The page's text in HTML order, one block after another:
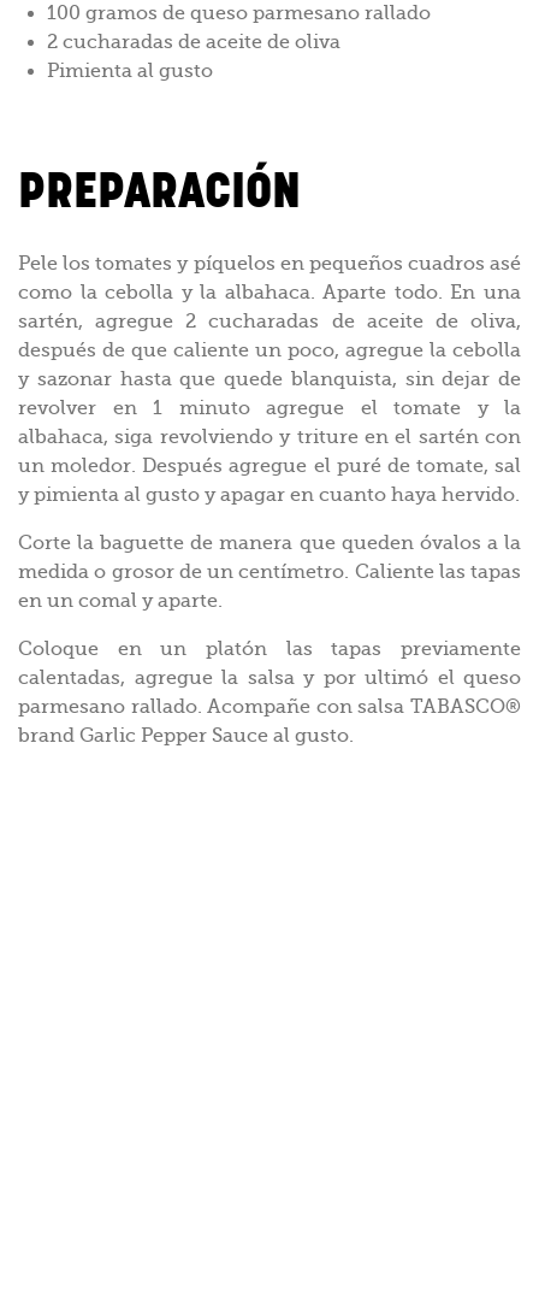
100 gramos de queso parmesano rallado
2 cucharadas de aceite de oliva
Pimienta al gusto
PREPARACIÓN
Pele los tomates y píquelos en pequeños cuadros asé
como la cebolla y la albahaca. Aparte todo. En una
sartén, agregue 2 cucharadas de aceite de oliva,
después de que caliente un poco, agregue la cebolla
y sazonar hasta que quede blanquista, sin dejar de
revolver en 1 minuto agregue el tomate y la
albahaca, siga revolviendo y triture en el sartén con
un moledor. Después agregue el puré de tomate, sal
y pimienta al gusto y apagar en cuanto haya hervido.
Corte la baguette de manera que queden óvalos a la
medida o grosor de un centímetro. Caliente las tapas
en un comal y aparte.
Coloque en un platón las tapas previamente
calentadas, agregue la salsa y por ultimó el queso
parmesano rallado. Acompañe con salsa TABASCO®
brand Garlic Pepper Sauce al gusto.